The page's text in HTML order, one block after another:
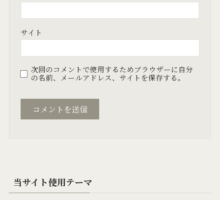
サイト
次回のコメントで使用するためブラウザーに自分
の名前、メールアドレス、サイトを保存する。
当サイト使用テーマ